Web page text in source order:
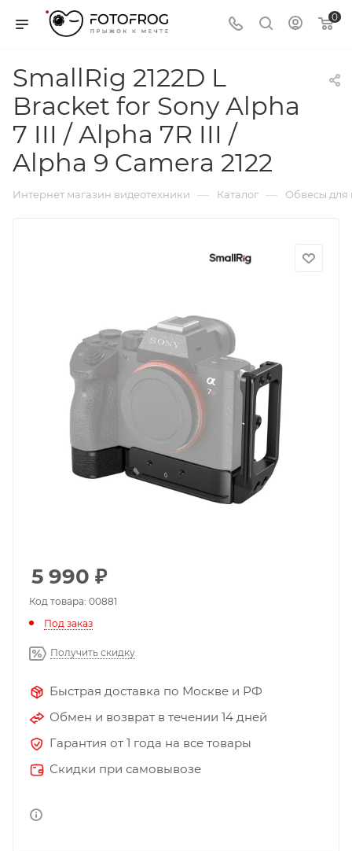
0
SmallRig 2122D L
Bracket for Sony Alpha
7 III / Alpha 7R III /
Alpha 9 Camera 2122
Интернет магазин видеотехники — Каталог — Обвесы для
5 990 ₽
Код товара: 00881
Под заказ
Получить скидку
Быстрая доставка по Москве и РФ
Обмен и возврат в течении 14 дней
Гарантия от 1 года на все товары
Скидки при самовывозе